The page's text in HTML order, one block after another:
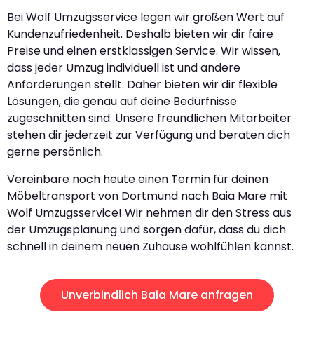
Bei Wolf Umzugsservice legen wir großen Wert auf
Kundenzufriedenheit. Deshalb bieten wir dir faire
Preise und einen erstklassigen Service. Wir wissen,
dass jeder Umzug individuell ist und andere
Anforderungen stellt. Daher bieten wir dir flexible
Lösungen, die genau auf deine Bedürfnisse
zugeschnitten sind. Unsere freundlichen Mitarbeiter
stehen dir jederzeit zur Verfügung und beraten dich
gerne persönlich.
Vereinbare noch heute einen Termin für deinen
Möbeltransport von Dortmund nach Baia Mare mit
Wolf Umzugsservice! Wir nehmen dir den Stress aus
der Umzugsplanung und sorgen dafür, dass du dich
schnell in deinem neuen Zuhause wohlfühlen kannst.
Unverbindlich Baia Mare anfragen